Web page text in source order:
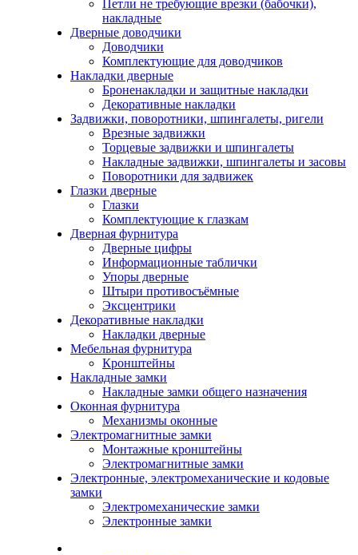
Петли не требующие врезки (бабочки),
накладные
Дверные доводчики
Доводчики
Комплектующие для доводчиков
Накладки дверные
Броненакладки и защитные накладки
Декоративные накладки
Задвижки, поворотники, шпингалеты, ригели
Врезные задвижки
Торцевые задвижки и шпингалеты
Накладные задвижки, шпингалеты и засовы
Поворотники для задвижек
Глазки дверные
Глазки
Комплектующие к глазкам
Дверная фурнитура
Дверные цифры
Информационные таблички
Упоры дверные
Штыри противосъёмные
Эксцентрики
Декоративные накладки
Накладки дверные
Мебельная фурнитура
Кронштейны
Накладные замки
Накладные замки общего назначения
Оконная фурнитура
Механизмы оконные
Электромагнитные замки
Монтажные кронштейны
Электромагнитные замки
Электронные, электромеханические и кодовые
замки
Электромеханические замки
Электронные замки